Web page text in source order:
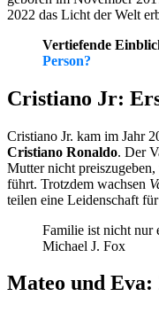
2022 das Licht der Welt
Vertiefende
Person?
Cristiano Jr:
Cristiano Jr. kam im Jahr
Cristiano Ronaldo. Der
Mutter nicht
führt. Trotzdem wachsen
teilen eine Leidenschaft
Familie ist nicht nur
Michael J. Fox
Mateo und